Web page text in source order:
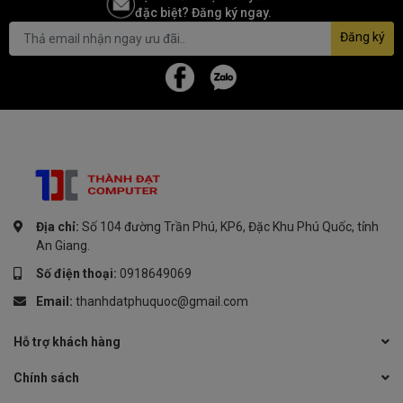
Thông số kỹ thuật
h
K
c
t
ư
c
183 x 105 x 102mm
đặc biệt? Đăng ký ngay.
Đăng ký
Địa chỉ: Số 104 đường Trần Phú, KP6, Đặc Khu Phú Quốc, tỉnh
An Giang.
Số điện thoại: 0918649069
Email: thanhdatphuquoc@gmail.com
Hỗ trợ khách hàng
Chính sách